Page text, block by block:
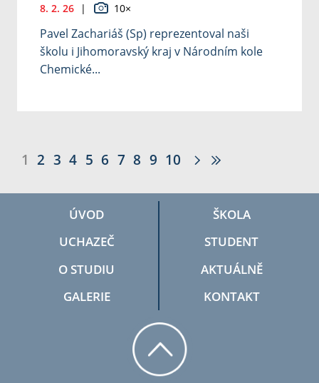
8. 2. 26 | 10×
Pavel Zachariáš (Sp) reprezentoval naši
školu i Jihomoravský kraj v Národním kole
Chemické...
1 2 3 4 5 6 7 8 9 10
ÚVOD
ŠKOLA
UCHAZEČ
STUDENT
O STUDIU
AKTUÁLNĚ
GALERIE
KONTAKT